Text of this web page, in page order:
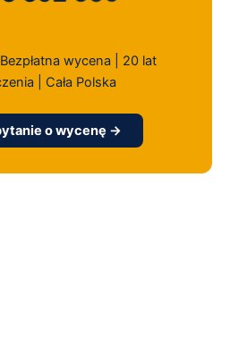
wycena | 20 lat
| Cała Polska
o wycenę →